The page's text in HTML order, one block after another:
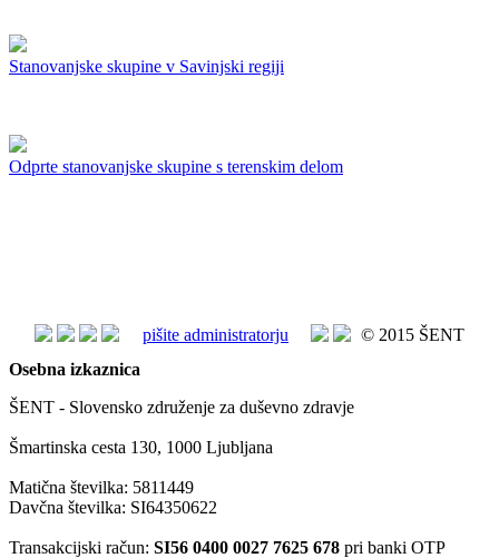
Stanovanjske skupine v Savinjski regiji
Odprte stanovanjske skupine s terenskim delom
pišite administratorju
© 2015 ŠENT
Osebna izkaznica
ŠENT - Slovensko združenje za duševno zdravje
Šmartinska cesta 130, 1000 Ljubljana
Matična številka: 5811449
Davčna številka: SI64350622
Transakcijski račun: SI56 0400 0027 7625 678 pri banki OTP